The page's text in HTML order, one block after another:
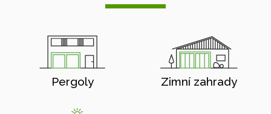
Pergoly Zimní zahrady